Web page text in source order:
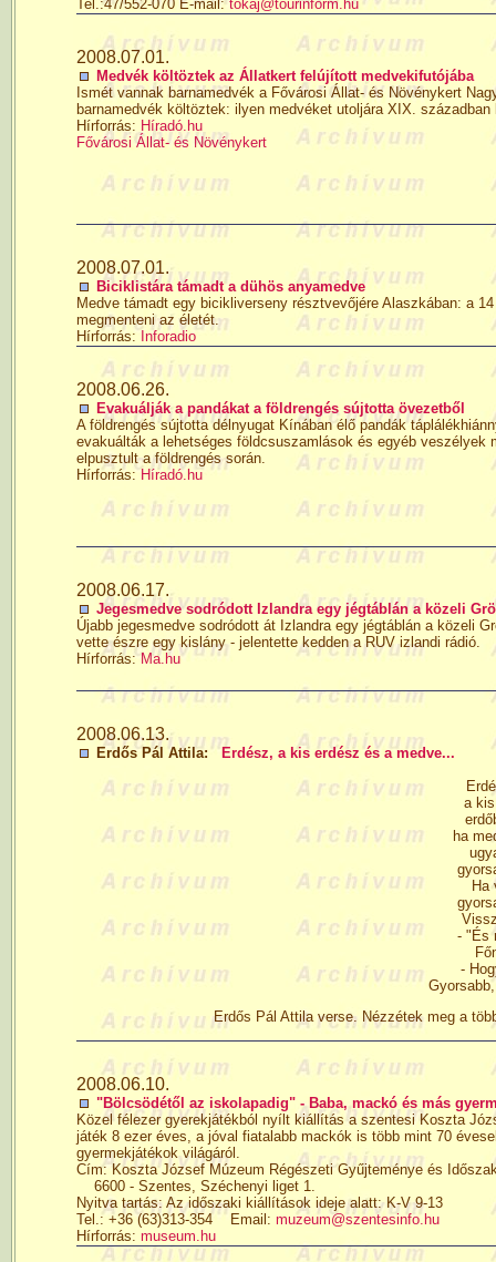
Tel.:47/552-070 E-mail:tokaj@tourinform.hu
2008.07.01.
Medvék költöztek az Állatkert felújított medvekifutójába
Ismét vannak barnamedvék a Fővárosi Állat- és Növénykert
barnamedvék költöztek: ilyen medvéket utoljára XIX.
Hírforrás: Híradó.hu
Fővárosi Állat- és Növénykert
2008.07.01.
Biciklistára támadt a dühös anyamedve
Medve támadt egy bicikliverseny résztvevőjére Alaszkában: a
megmenteni az életét.
Hírforrás: Inforadio
2008.06.26.
Evakuálják a pandákat a földrengés sújtotta övezetből
A földrengés sújtotta délnyugat Kínában élő pandák
evakuálták a lehetséges földcsuszamlások és egyéb
elpusztult a földrengés során.
Hírforrás: Híradó.hu
2008.06.17.
Jegesmedve sodródott Izlandra egy jégtáblán a közeli
Újabb jegesmedve sodródott át Izlandra egy jégtáblán a közeli
vette észre egy kislány - jelentette kedden a RUV izlandi rádió.
Hírforrás: Ma.hu
2008.06.13.
Erdős Pál Attila: Erdész, a kis erdész és a medve...
a
ha
Ha
- "És
-
Erdős Pál Attila verse. Nézzétek meg a
2008.06.10.
"Bölcsödétől az iskolapadig" - Baba, mackó és más
Közel félezer gyerekjátékból nyílt kiállítás a szentesi Koszta
játék 8 ezer éves, a jóval fiatalabb mackók is több mint 70
gyermekjátékok világáról.
Cím: Koszta József Múzeum Régészeti Gyűjteménye és
6600 - Szentes, Széchenyi liget 1.
Nyitva tartás: Az időszaki kiállítások ideje alatt: K-V 9-13
Tel.: +36 (63)313-354 Email: muzeum@szentesinfo.hu
Hírforrás: museum.hu